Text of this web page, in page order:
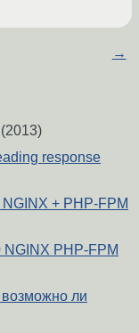
→
(2013)
response
+ PHP-FPM
NGINX PHP-FPM
ли